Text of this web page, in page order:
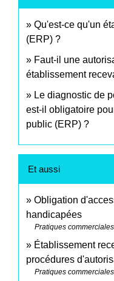
Qu'est-ce qu'un
(ERP) ?
Faut-il une
établissement
Le diagnostic de
est-il obligatoire
public (ERP) ?
Et aussi
Obligation
handicapées
Pratiques commerciales
Établissement
procédures
Pratiques commerciales